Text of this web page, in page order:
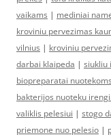
vaikams | mediniai
kroviniu pervezimas
vilnius | kroviniu
darbai klaipeda | siukliu
biopreparatai nuotekoms
bakterijos nuoteku
valiklis pelesiui | stogo
priemone nuo pelesio |